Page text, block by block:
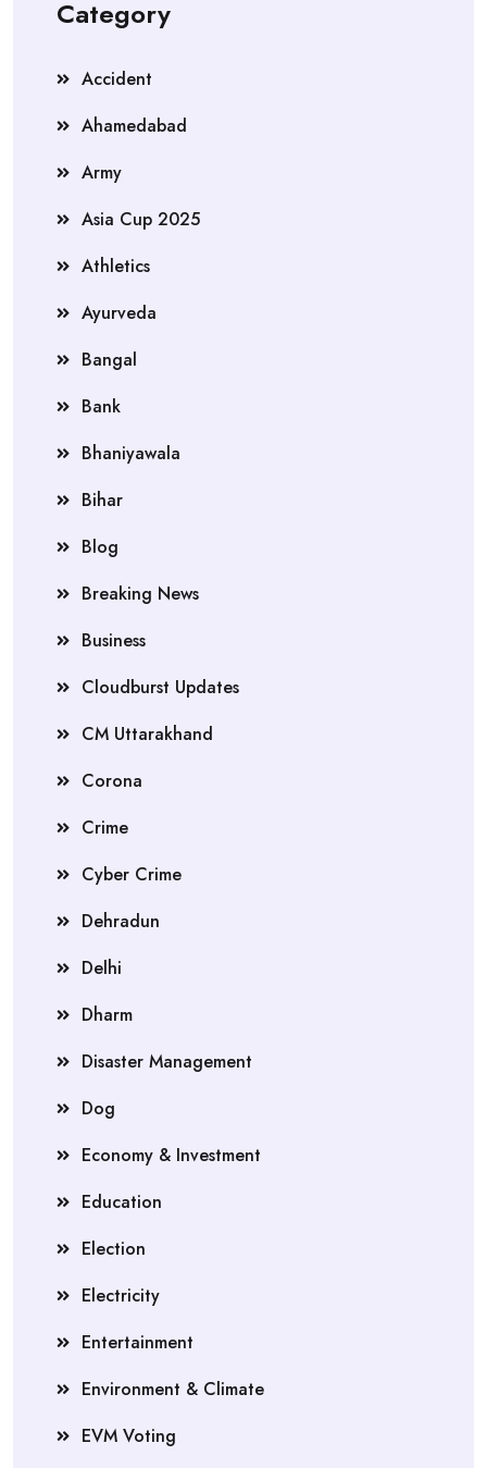
Category
Accident
Ahamedabad
Army
Asia Cup 2025
Athletics
Ayurveda
Bangal
Bank
Bhaniyawala
Bihar
Blog
Breaking News
Business
Cloudburst Updates
CM Uttarakhand
Corona
Crime
Cyber Crime
Dehradun
Delhi
Dharm
Disaster Management
Dog
Economy & Investment
Education
Election
Electricity
Entertainment
Environment & Climate
EVM Voting